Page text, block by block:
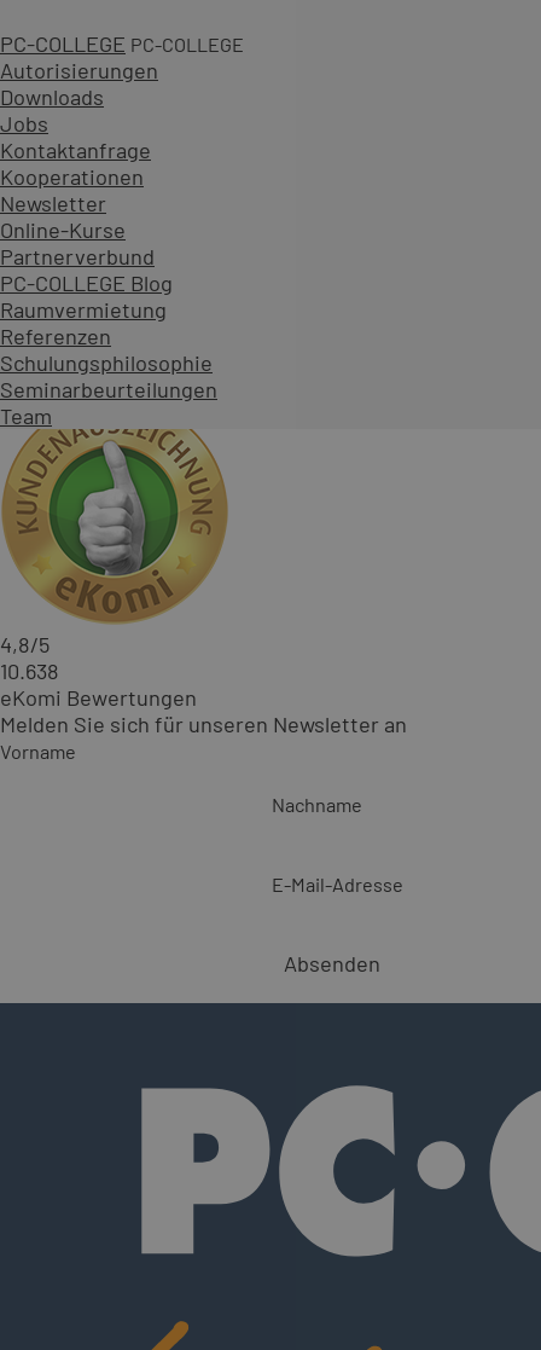
PC-COLLEGE PC-COLLEGE
Autorisierungen
Downloads
Jobs
Kontaktanfrage
Kooperationen
Newsletter
Online-Kurse
Partnerverbund
PC-COLLEGE Blog
Raumvermietung
Referenzen
Schulungsphilosophie
Seminarbeurteilungen
Team
Zum Kurs
als Einzel-/Firmenkurs
4 Tage
24 Standorte
+ Live Online Schulung
1 Garantietermin
Zahlen, die Vertrauen schaffen - überzeugen Sie sich
234.599
Teilnehmende
904
Seminarthemen
97.964
Durchgeführte Seminare
4,8/5
10.638
eKomi Bewertungen
Melden Sie sich für unseren Newsletter an
Vorname
Nachname
E-Mail-Adresse
Absenden